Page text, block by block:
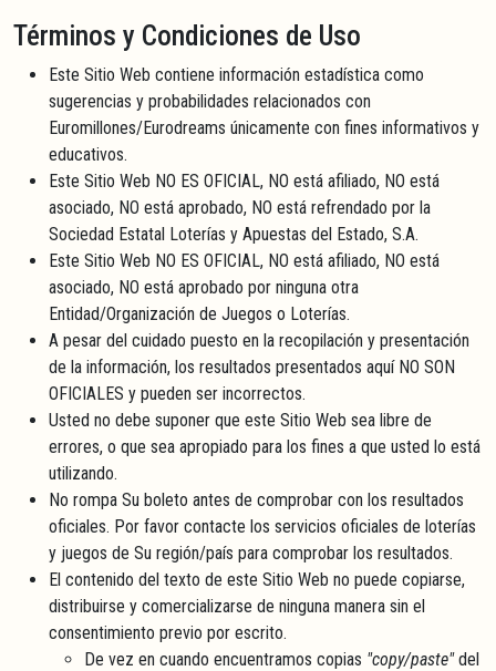
Términos y Condiciones de Uso
Este Sitio Web contiene información estadística como
sugerencias y probabilidades relacionados con
Euromillones/Eurodreams únicamente con fines informativos y
educativos.
Este Sitio Web NO ES OFICIAL, NO está afiliado, NO está
asociado, NO está aprobado, NO está refrendado por la
Sociedad Estatal Loterías y Apuestas del Estado, S.A.
Este Sitio Web NO ES OFICIAL, NO está afiliado, NO está
asociado, NO está aprobado por ninguna otra
Entidad/Organización de Juegos o Loterías.
A pesar del cuidado puesto en la recopilación y presentación
de la información, los resultados presentados aquí NO SON
OFICIALES y pueden ser incorrectos.
Usted no debe suponer que este Sitio Web sea libre de
errores, o que sea apropiado para los fines a que usted lo está
utilizando.
No rompa Su boleto antes de comprobar con los resultados
oficiales. Por favor contacte los servicios oficiales de loterías
y juegos de Su región/país para comprobar los resultados.
El contenido del texto de este Sitio Web no puede copiarse,
distribuirse y comercializarse de ninguna manera sin el
consentimiento previo por escrito.
De vez en cuando encuentramos copias "copy/paste"del